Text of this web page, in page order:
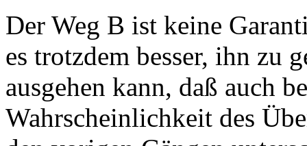
Der Weg B ist keine
es trotzdem besser, ihn zu
ausgehen kann, daß auch
Wahrscheinlichkeit des